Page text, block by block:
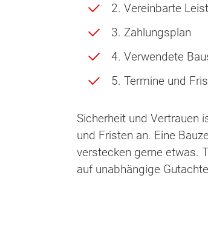
2. Vereinbarte
3. Zahlungsplan
4. Verwendete
5. Termine und
Sicherheit und Vertrauen
und Fristen an. Eine
verstecken gerne etwas.
auf unabhängige